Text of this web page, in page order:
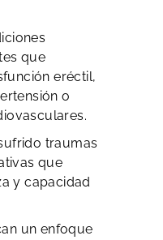
que
eréctil,
o
traumas
que
y capacidad
un enfoque